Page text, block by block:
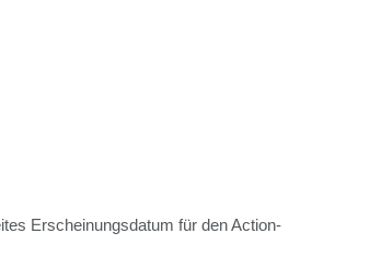
Erscheinungsdatum für den Action-